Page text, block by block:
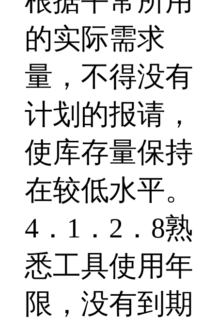
的实际需求
量，不得没有
计划的报请，
使库存量保持
在较低水平。
4．1．2．8熟
悉工具使用年
限，没有到期